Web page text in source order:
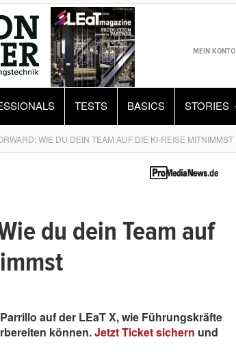
MEIN KONTO
TESTS BASICS STORIES
WIE DU DEIN TEAM AUF DIE KI-REISE MITNIMMST
du dein Team auf
auf der LEaT X, wie Führungskräfte
können.Jetzt Ticket sichern und